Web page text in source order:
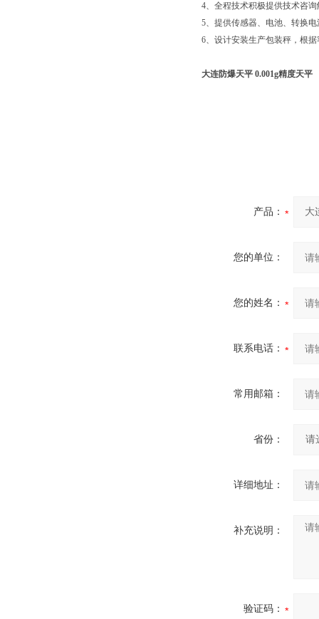
4、全程技术积极提供技术咨
5、提供传感器、电池、转换
6、设计安装生产包装秤，根
大连防爆天平 0.001g精度天平
产品：
您的单位：
您的姓名：
联系电话：
常用邮箱：
省份：
详细地址：
补充说明：
验证码：